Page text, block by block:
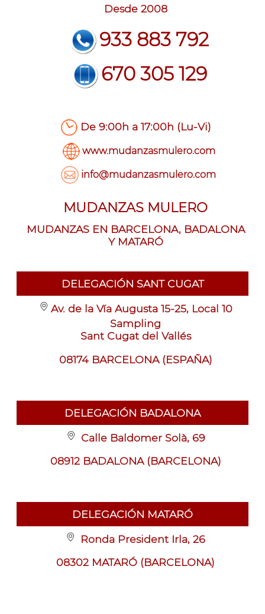
Desde 2008
933 883 792
670 305 129
De 9:00h a 17:00h (Lu-Vi)
www.mudanzasmulero.com
info@mudanzasmulero.com
MUDANZAS MULERO
MUDANZAS EN BARCELONA, BADALONA
Y MATARÓ
DELEGACIÓN SANT CUGAT
Av. de la Vía Augusta 15-25, Local 10
Sampling
Sant Cugat del Vallés
08174 BARCELONA (ESPAÑA)
DELEGACIÓN BADALONA
Calle Baldomer Solà, 69
08912 BADALONA (BARCELONA)
DELEGACIÓN MATARÓ
Ronda President Irla, 26
08302 MATARÓ (BARCELONA)